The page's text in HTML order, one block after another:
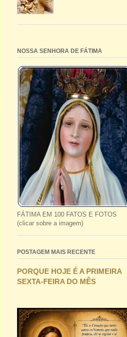
NOSSA SENHORA DE FÁTIMA
FÁTIMA EM 100 FATOS E FOTOS
(clicar sobre a imagem)
POSTAGEM MAIS RECENTE
PORQUE HOJE É A PRIMEIRA
SEXTA-FEIRA DO MÊS